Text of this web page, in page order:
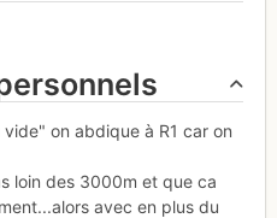
on abdique à R1 car on
loin des 3000m et que ca
avec en plus du